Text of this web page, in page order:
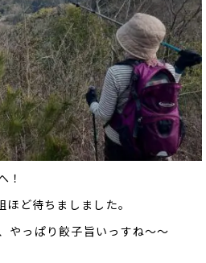
！
ど待ちましました。
やっぱり餃子旨いっすね～～